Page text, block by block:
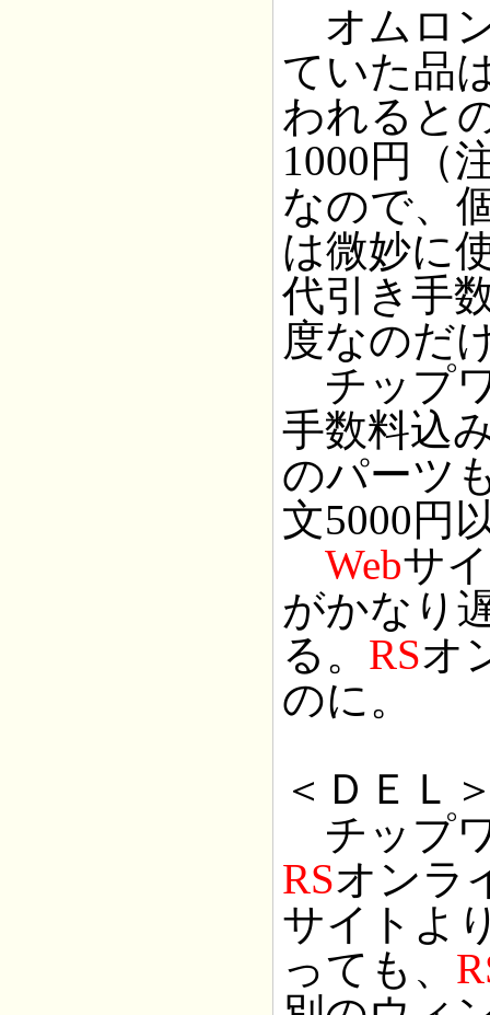
オムロ
ていた品
われると
1000円（
なので、
は微妙に
代引き手
度なのだ
チップ
手数料込
のパーツ
文5000円
Webサ
がかなり
る。 RSオ
のに。
＜ＤＥＬ
チップ
RSオンラ
サイトよ
っても、